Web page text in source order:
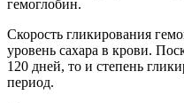
гемоглобин.
Скорость гликирования
уровень сахара в крови.
120 дней, то и степень
период.